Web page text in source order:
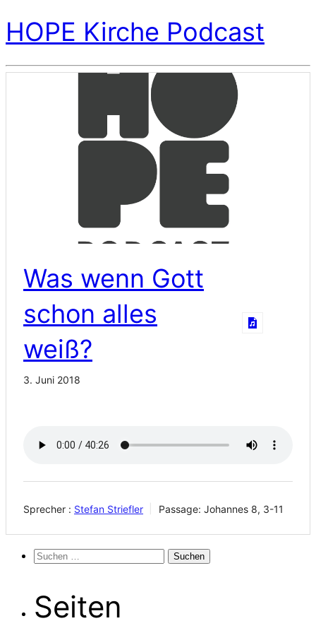
HOPE Kirche Podcast
Was wenn Gott
schon alles
weiß?
3. Juni 2018
Sprecher : Stefan Striefler Passage: Johannes 8, 3-11
Suchen
Seiten